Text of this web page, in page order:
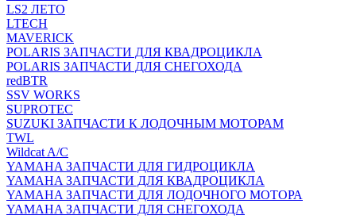
LS2 ЛЕТО
LTECH
MAVERICK
POLARIS ЗАПЧАСТИ ДЛЯ КВАДРОЦИКЛА
POLARIS ЗАПЧАСТИ ДЛЯ СНЕГОХОДА
redBTR
SSV WORKS
SUPROTEC
SUZUKI ЗАПЧАСТИ К ЛОДОЧНЫМ МОТОРАМ
TWL
Wildcat A/C
YAMAHA ЗАПЧАСТИ ДЛЯ ГИДРОЦИКЛА
YAMAHA ЗАПЧАСТИ ДЛЯ КВАДРОЦИКЛА
YAMAHA ЗАПЧАСТИ ДЛЯ ЛОДОЧНОГО МОТОРА
YAMAHA ЗАПЧАСТИ ДЛЯ СНЕГОХОДА